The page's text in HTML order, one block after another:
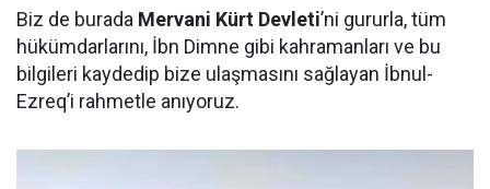
Biz de burada Mervani Kürt Devleti’ni gururla, tüm
hükümdarlarını, İbn Dimne gibi kahramanları ve bu
bilgileri kaydedip bize ulaşmasını sağlayan İbnul-
Ezreq’i rahmetle anıyoruz.